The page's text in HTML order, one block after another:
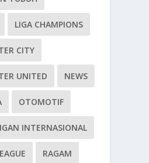
LIGA CHAMPIONS
CITY
UNITED NEWS
OTOMOTIF
INTERNASIONAL
RAGAM